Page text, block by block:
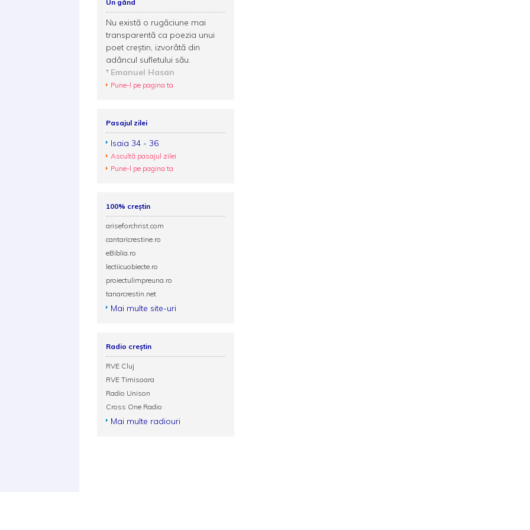
Un gând
Nu există o rugăciune mai
transparentă ca poezia unui
poet creștin, izvorâtă din
adâncul sufletului său.
Emanuel Hasan
Pune-l pe pagina ta
Pasajul zilei
Isaia 34 - 36
Ascultă pasajul zilei
Pune-l pe pagina ta
100% creștin
ariseforchrist.com
cantaricrestine.ro
eBiblia.ro
lectiicuobiecte.ro
proiectulimpreuna.ro
tanarcrestin.net
Mai multe site-uri
Radio creștin
RVE Cluj
RVE Timisoara
Radio Unison
Cross One Radio
Mai multe radiouri